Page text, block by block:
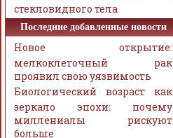
стекловидного тела
Последние добавленные новости
Новое открытие:
мелкоклеточный рак
проявил свою уязвимость
Биологический возраст как
зеркало эпохи: почему
миллениалы рискуют
больше